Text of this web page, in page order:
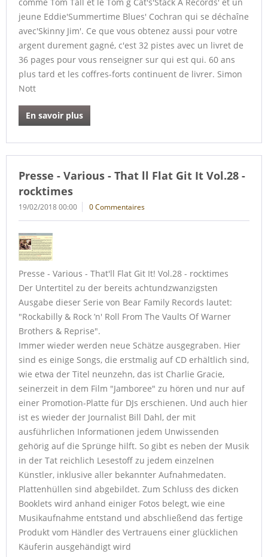
jeune Eddie'Summertime Blues' Cochran qui se déchaîne
avec'Skinny Jim'. Ce que vous obtenez aussi pour votre
argent durement gagné, c'est 32 pistes avec un livret de
36 pages pour vous renseigner sur qui est qui. 60 ans
plus tard et les coffres-forts continuent de livrer. Simon
Nott
En savoir plus
Presse - Various - That ll Flat Git It Vol.28 -
rocktimes
19/02/2018 00:00 0 Commentaires
Presse - Various - That'll Flat Git It! Vol.28 - rocktimes
Der Untertitel zu der bereits achtundzwanzigsten
Ausgabe dieser Serie von Bear Family Records lautet:
"Rockabilly & Rock ’n' Roll From The Vaults Of Warner
Brothers & Reprise".
Immer wieder werden neue Schätze ausgegraben. Hier
sind es einige Songs, die erstmalig auf CD erhältlich sind,
wie etwa der Titel neunzehn, das ist Charlie Gracie,
seinerzeit in dem Film "Jamboree" zu hören und nur auf
einer Promotion-Platte für DJs erschienen. Und auch hier
ist es wieder der Journalist Bill Dahl, der mit
ausführlichen Informationen jedem Unwissenden
gehörig auf die Sprünge hilft. So gibt es neben der Musik
in der Tat reichlich Lesestoff zu jedem einzelnen
Künstler, inklusive aller bekannter Aufnahmedaten.
Plattenhüllen sind abgebildet. Zum Schluss des dicken
Booklets wird anhand einiger Fotos belegt, wie eine
Musikaufnahme entstand und abschließend das fertige
Produkt vom Händler des Vertrauens einer glücklichen
Käuferin ausgehändigt wird